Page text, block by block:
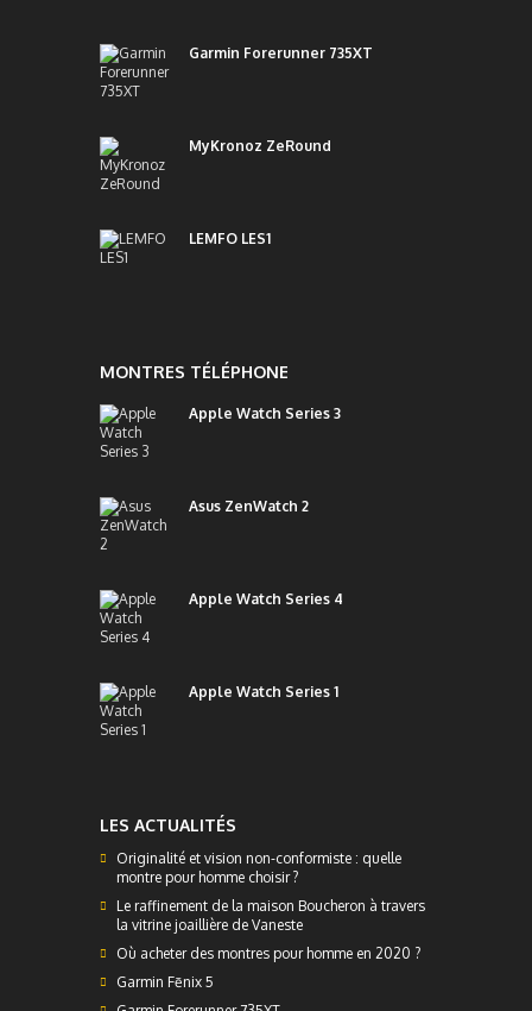
Garmin Forerunner 735XT
MyKronoz ZeRound
LEMFO LES1
MONTRES TÉLÉPHONE
Apple Watch Series 3
Asus ZenWatch 2
Apple Watch Series 4
Apple Watch Series 1
LES ACTUALITÉS
Originalité et vision non-conformiste : quelle
montre pour homme choisir ?
Le raffinement de la maison Boucheron à travers
la vitrine joaillière de Vaneste
Où acheter des montres pour homme en 2020 ?
Garmin Fēnix 5